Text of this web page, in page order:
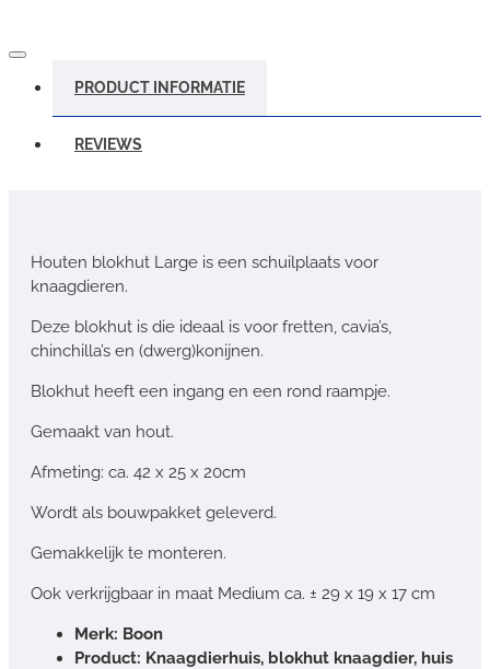
PRODUCT INFORMATIE
REVIEWS
Houten blokhut Large is een schuilplaats voor
knaagdieren.
Deze blokhut is die ideaal is voor fretten, cavia’s,
chinchilla’s en (dwerg)konijnen.
Blokhut heeft een ingang en een rond raampje.
Gemaakt van hout.
Afmeting: ca. 42 x 25 x 20cm
Wordt als bouwpakket geleverd.
Gemakkelijk te monteren.
Ook verkrijgbaar in maat Medium ca. ± 29 x 19 x 17 cm
Merk: Boon
Product: Knaagdierhuis, blokhut knaagdier, huis